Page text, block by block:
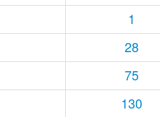
1
28
75
130